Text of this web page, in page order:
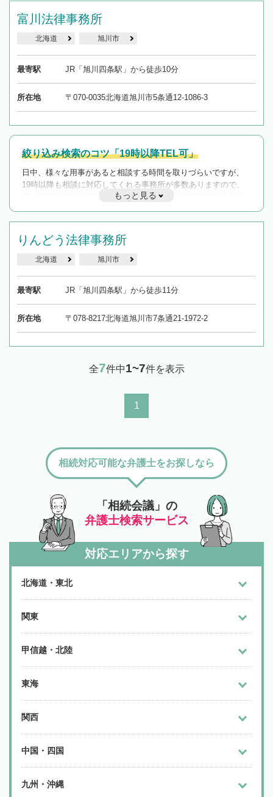
富川法律事務所
北海道 旭川市
最寄駅 JR「旭川四条駅」から徒歩10分
所在地 〒070-0035北海道旭川市5条通12-1086-3
絞り込み検索のコツ「19時以降TEL可」
日中、様々な用事があると相談する時間を取りづらいですが、
19時以降も相談に対応してくれる事務所が多数ありますので、
遅い時間の相談が増えそうな場合はそのような事務所に絞り込
んで検索してみましょう。
を加えて再検索
もっと見る
りんどう法律事務所
北海道 旭川市
最寄駅 JR「旭川四条駅」から徒歩11分
所在地 〒078-8217北海道旭川市7条通21-1972-2
全7件中1~7件を表示
1
「相続会議」の
弁護士検索サービス
相続対応可能な弁護士をお探しなら
対応エリアから探す
北海道・東北
関東
甲信越・北陸
東海
関西
中国・四国
九州・沖縄